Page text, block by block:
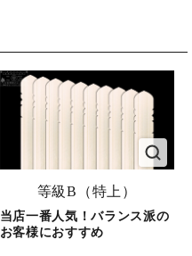
等級B（特上）
当店一番人気！バランス派の
お客様におすすめ